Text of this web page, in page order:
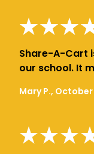
Share-A-Cart
our school. It
Mary P.,